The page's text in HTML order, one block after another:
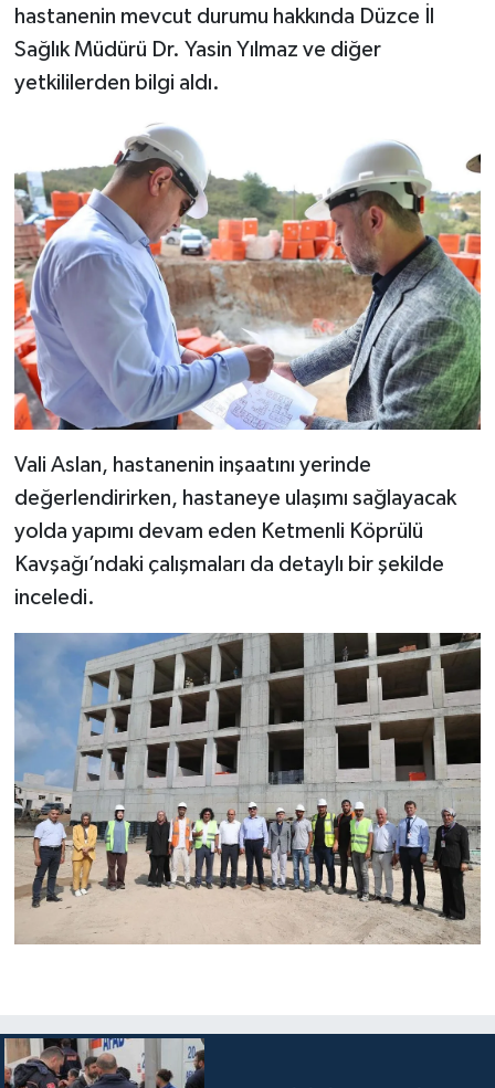
hastanenin mevcut durumu hakkında Düzce İl
Sağlık Müdürü Dr. Yasin Yılmaz ve diğer
yetkililerden bilgi aldı.
Vali Aslan, hastanenin inşaatını yerinde
değerlendirirken, hastaneye ulaşımı sağlayacak
yolda yapımı devam eden Ketmenli Köprülü
Kavşağı’ndaki çalışmaları da detaylı bir şekilde
inceledi.